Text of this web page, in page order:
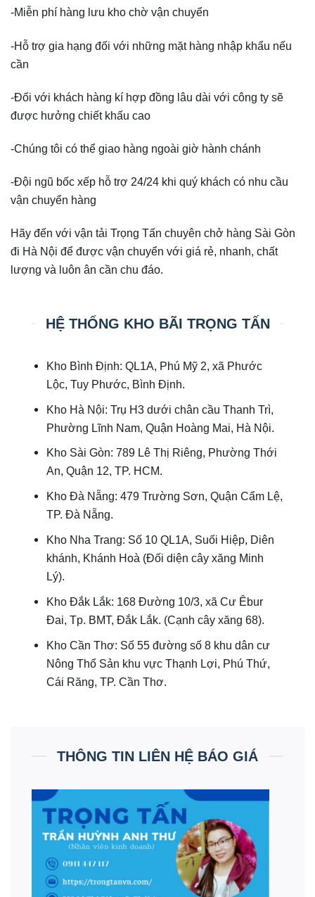
-Miễn phí hàng lưu kho chờ vận chuyển
-Hỗ trợ gia hạng đối với những mặt hàng nhập khẩu nếu
cần
-Đối với khách hàng kí hợp đồng lâu dài với công ty sẽ
được hưởng chiết khấu cao
-Chúng tôi có thể giao hàng ngoài giờ hành chánh
-Đội ngũ bốc xếp hỗ trợ 24/24 khi quý khách có nhu cầu
vận chuyển hàng
Hãy đến với vận tải Trọng Tấn chuyên chở hàng Sài Gòn
đi Hà Nội để được vận chuyển với giá rẻ, nhanh, chất
lượng và luôn ân cần chu đáo.
HỆ THỐNG KHO BÃI TRỌNG TẤN
Kho Bình Định: QL1A, Phú Mỹ 2, xã Phước
Lộc, Tuy Phước, Bình Định.
Kho Hà Nội: Trụ H3 dưới chân cầu Thanh Trì,
Phường Lĩnh Nam, Quận Hoàng Mai, Hà Nội.
Kho Sài Gòn: 789 Lê Thị Riêng, Phường Thới
An, Quận 12, TP. HCM.
Kho Đà Nẵng: 479 Trường Sơn, Quận Cẩm Lệ,
TP. Đà Nẵng.
Kho Nha Trang: Số 10 QL1A, Suối Hiệp, Diên
khánh, Khánh Hoà (Đối diện cây xăng Minh
Lý).
Kho Đắk Lắk: 168 Đường 10/3, xã Cư Êbur
Đai, Tp. BMT, Đắk Lắk. (Cạnh cây xăng 68).
Kho Cần Thơ: Số 55 đường số 8 khu dân cư
Nông Thổ Sản khu vực Thạnh Lợi, Phú Thứ,
Cái Răng, TP. Cần Thơ.
THÔNG TIN LIÊN HỆ BÁO GIÁ